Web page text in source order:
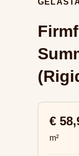
€
m²